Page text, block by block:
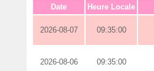
Date Heure Locale
2026-08-07 09:35:00
2026-08-06 09:35:00